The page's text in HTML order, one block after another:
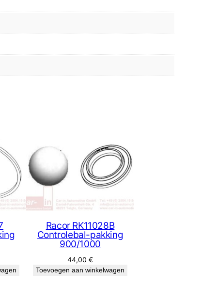
Racor RK11028B
Controlebal-pakking
900/1000
44,00 €
Toevoegen aan winkelwagen